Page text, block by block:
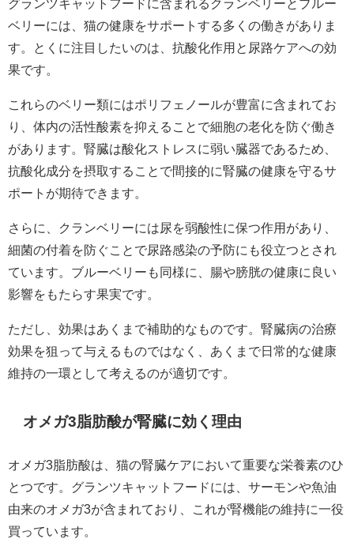
グランツキャットフードに含まれるクランベリーとブルー
ベリーには、猫の健康をサポートする多くの働きがありま
す。とくに注目したいのは、抗酸化作用と尿路ケアへの効
果です。
これらのベリー類にはポリフェノールが豊富に含まれてお
り、体内の活性酸素を抑えることで細胞の老化を防ぐ働き
があります。腎臓は酸化ストレスに弱い臓器であるため、
抗酸化成分を摂取することで間接的に腎臓の健康を守るサ
ポートが期待できます。
さらに、クランベリーには尿を弱酸性に保つ作用があり、
細菌の付着を防ぐことで尿路感染の予防にも役立つとされ
ています。ブルーベリーも同様に、腸や膀胱の健康に良い
影響をもたらす果実です。
ただし、効果はあくまで補助的なものです。腎臓病の治療
効果を狙って与えるものではなく、あくまで日常的な健康
維持の一環として考えるのが適切です。
オメガ3脂肪酸が腎臓に効く理由
オメガ3脂肪酸は、猫の腎臓ケアにおいて重要な栄養素のひ
とつです。グランツキャットフードには、サーモンや魚油
由来のオメガ3が含まれており、これが腎機能の維持に一役
買っています。